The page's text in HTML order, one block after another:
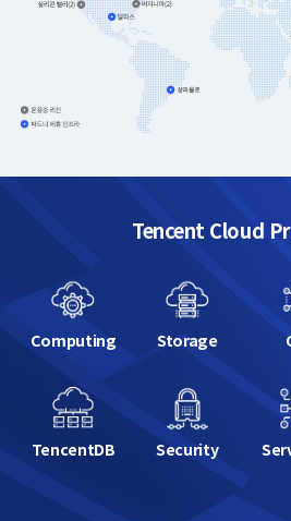
Tencent Cloud
Computing Storage
TencentDB Security